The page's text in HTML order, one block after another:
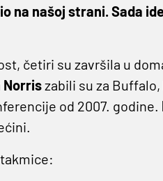
na našoj strani. Sada
četiri su završila u
Norriszabili su za Buffalo,
od 2007. godine.